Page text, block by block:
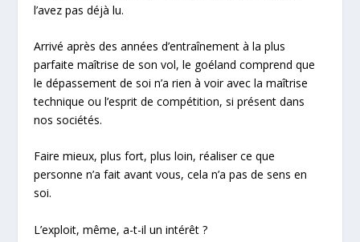
l’avez pas déjà lu.
Arrivé après des années d’entraînement à la plus
parfaite maîtrise de son vol, le goéland comprend que
le dépassement de soi n’a rien à voir avec lamaîtrise
technique oul’esprit de compétition, si présent dans
nos sociétés.
Faire mieux, plus fort, plus loin, réaliser ce que
personne n’a fait avant vous, cela n’a pas de sensen
soi.
L’exploit, même, a-t-il un intérêt ?